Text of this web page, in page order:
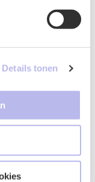
Details tonen